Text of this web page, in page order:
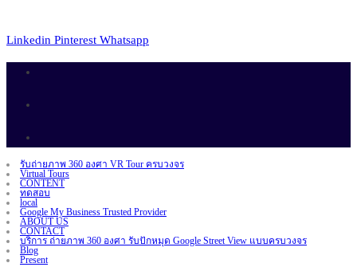
Linkedin Pinterest Whatsapp
รับถ่ายภาพ 360 องศา VR Tour ครบวงจร
Virtual Tours
CONTENT
ทดสอบ
local
Google My Business Trusted Provider
ABOUT US
CONTACT
บริการ ถ่ายภาพ 360 องศา รับปักหมุด Google Street View แบบครบวงจร
Blog
Present